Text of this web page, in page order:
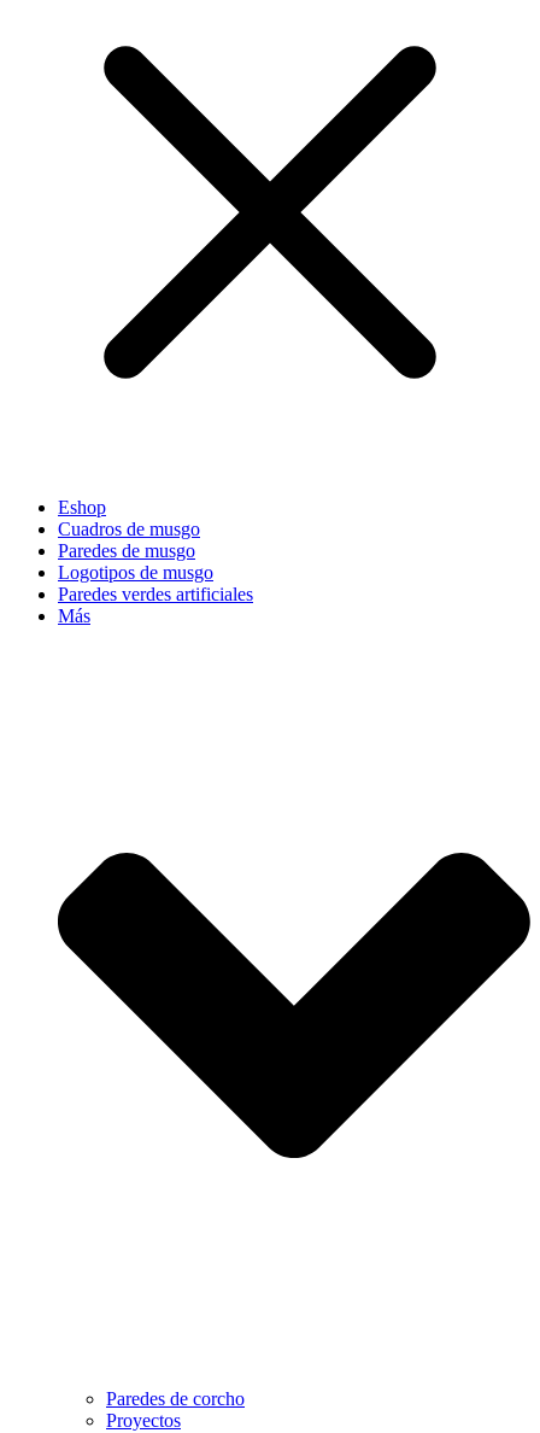
Eshop
Cuadros de musgo
Paredes de musgo
Logotipos de musgo
Paredes verdes artificiales
Más
Paredes de corcho
Proyectos